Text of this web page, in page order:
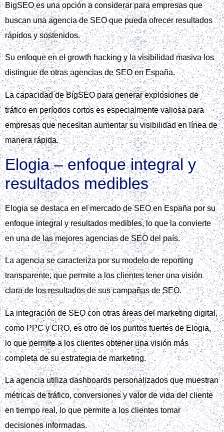
BigSEO es una opción a considerar para empresas que
buscan una agencia de SEO que pueda ofrecer resultados
rápidos y sostenidos.
Su enfoque en el growth hacking y la visibilidad masiva los
distingue de otras agencias de SEO en España.
La capacidad de BigSEO para generar explosiones de
tráfico en períodos cortos es especialmente valiosa para
empresas que necesitan aumentar su visibilidad en línea de
manera rápida.
Elogia – enfoque integral y
resultados medibles
Elogia se destaca en el mercado de SEO en España por su
enfoque integral y resultados medibles, lo que la convierte
en una de las mejores agencias de SEO del país.
La agencia se caracteriza por su modelo de reporting
transparente, que permite a los clientes tener una visión
clara de los resultados de sus campañas de SEO.
La integración de SEO con otras áreas del marketing digital,
como PPC y CRO, es otro de los puntos fuertes de Elogia,
lo que permite a los clientes obtener una visión más
completa de su estrategia de marketing.
La agencia utiliza dashboards personalizados que muestran
métricas de tráfico, conversiones y valor de vida del cliente
en tiempo real, lo que permite a los clientes tomar
decisiones informadas.